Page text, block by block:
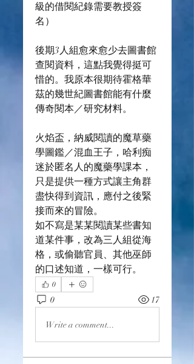
級的借閱紀錄需要教授簽
名）
後期3人組愈來愈少去圖書館
查閱資料，這點我覺得挺可
惜的。我原本很期待霍格華
茲的幾世紀圖書館能有什麼
傳奇閱本／研究材料。
火焰盃，納威閱讀的魔草藥
學圖鑑／混血王子，哈利痴
迷於匿名人的魔藥學課本，
只是提供一種方式讓主角群
盡快得到資訊，應付之後緊
接而來的冒險。
如不寫是某某閱讀某些書知
道某件事，改為三人組從海
格，或偷聽官員、其他巫師
的口述知道，一樣可行。
0
0 17
Write a comment...